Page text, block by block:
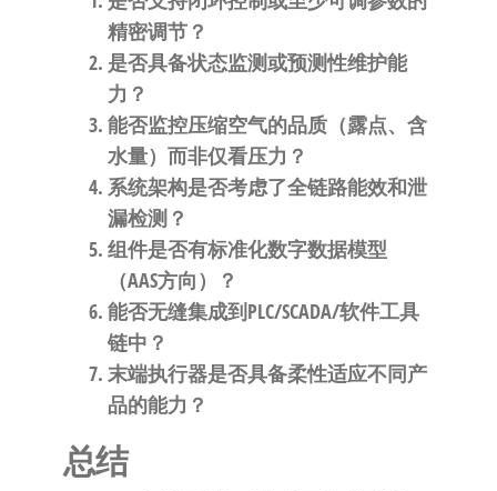
精密调节？
是否具备状态监测或预测性维护能
力？
能否监控压缩空气的品质（露点、含
水量）而非仅看压力？
系统架构是否考虑了全链路能效和泄
漏检测？
组件是否有标准化数字数据模型
（AAS方向）？
能否无缝集成到PLC/SCADA/软件工具
链中？
末端执行器是否具备柔性适应不同产
品的能力？
总结